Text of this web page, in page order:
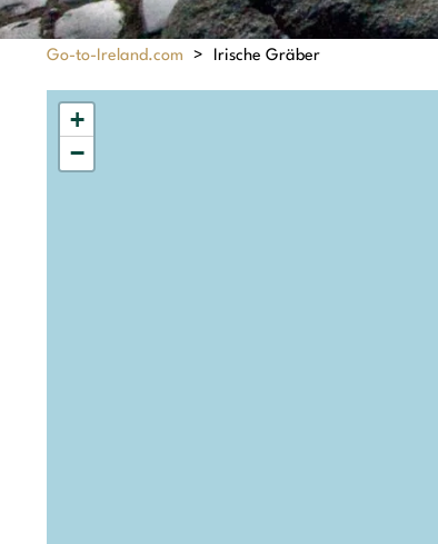
Go-to-Ireland.com > Irische Gräber
+
−